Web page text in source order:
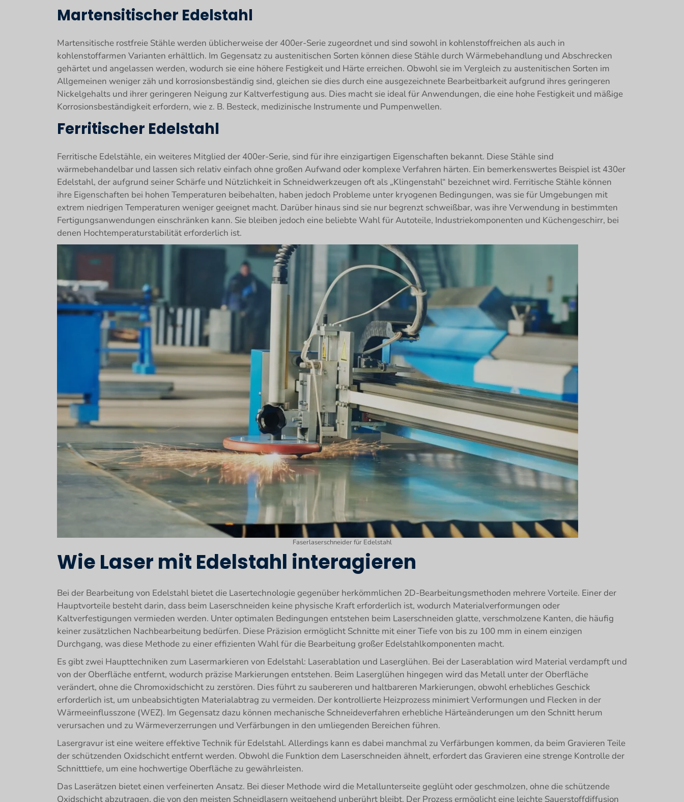
Martensitischer Edelstahl
Martensitische rostfreie Stähle werden üblicherweise der 400er-Serie zugeordnet und sind sowohl in kohlenstoffreichen als auch in
kohlenstoffarmen Varianten erhältlich. Im Gegensatz zu austenitischen Sorten können diese Stähle durch Wärmebehandlung und Abschrecken
gehärtet und angelassen werden, wodurch sie eine höhere Festigkeit und Härte erreichen. Obwohl sie im Vergleich zu austenitischen Sorten im
Allgemeinen weniger zäh und korrosionsbeständig sind, gleichen sie dies durch eine ausgezeichnete Bearbeitbarkeit aufgrund ihres geringeren
Nickelgehalts und ihrer geringeren Neigung zur Kaltverfestigung aus. Dies macht sie ideal für Anwendungen, die eine hohe Festigkeit und mäßige
Korrosionsbeständigkeit erfordern, wie z. B. Besteck, medizinische Instrumente und Pumpenwellen.
Ferritischer Edelstahl
Ferritische Edelstähle, ein weiteres Mitglied der 400er-Serie, sind für ihre einzigartigen Eigenschaften bekannt. Diese Stähle sind
wärmebehandelbar und lassen sich relativ einfach ohne großen Aufwand oder komplexe Verfahren härten. Ein bemerkenswertes Beispiel ist 430er
Edelstahl, der aufgrund seiner Schärfe und Nützlichkeit in Schneidwerkzeugen oft als „Klingenstahl“ bezeichnet wird. Ferritische Stähle können
ihre Eigenschaften bei hohen Temperaturen beibehalten, haben jedoch Probleme unter kryogenen Bedingungen, was sie für Umgebungen mit
extrem niedrigen Temperaturen weniger geeignet macht. Darüber hinaus sind sie nur begrenzt schweißbar, was ihre Verwendung in bestimmten
Fertigungsanwendungen einschränken kann. Sie bleiben jedoch eine beliebte Wahl für Autoteile, Industriekomponenten und Küchengeschirr, bei
denen Hochtemperaturstabilität erforderlich ist.
Faserlaserschneider für Edelstahl
Wie Laser mit Edelstahl interagieren
Bei der Bearbeitung von Edelstahl bietet die Lasertechnologie gegenüber herkömmlichen 2D-Bearbeitungsmethoden mehrere Vorteile. Einer der
Hauptvorteile besteht darin, dass beim Laserschneiden keine physische Kraft erforderlich ist, wodurch Materialverformungen oder
Kaltverfestigungen vermieden werden. Unter optimalen Bedingungen entstehen beim Laserschneiden glatte, verschmolzene Kanten, die häufig
keiner zusätzlichen Nachbearbeitung bedürfen. Diese Präzision ermöglicht Schnitte mit einer Tiefe von bis zu 100 mm in einem einzigen
Durchgang, was diese Methode zu einer effizienten Wahl für die Bearbeitung großer Edelstahlkomponenten macht.
Es gibt zwei Haupttechniken zum Lasermarkieren von Edelstahl: Laserablation und Laserglühen. Bei der Laserablation wird Material verdampft und
von der Oberfläche entfernt, wodurch präzise Markierungen entstehen. Beim Laserglühen hingegen wird das Metall unter der Oberfläche
verändert, ohne die Chromoxidschicht zu zerstören. Dies führt zu saubereren und haltbareren Markierungen, obwohl erhebliches Geschick
erforderlich ist, um unbeabsichtigten Materialabtrag zu vermeiden. Der kontrollierte Heizprozess minimiert Verformungen und Flecken in der
Wärmeeinflusszone (WEZ). Im Gegensatz dazu können mechanische Schneideverfahren erhebliche Härteänderungen um den Schnitt herum
verursachen und zu Wärmeverzerrungen und Verfärbungen in den umliegenden Bereichen führen.
Lasergravur ist eine weitere effektive Technik für Edelstahl. Allerdings kann es dabei manchmal zu Verfärbungen kommen, da beim Gravieren Teile
der schützenden Oxidschicht entfernt werden. Obwohl die Funktion dem Laserschneiden ähnelt, erfordert das Gravieren eine strenge Kontrolle der
Schnitttiefe, um eine hochwertige Oberfläche zu gewährleisten.
Das Laserätzen bietet einen verfeinerten Ansatz. Bei dieser Methode wird die Metallunterseite geglüht oder geschmolzen, ohne die schützende
Oxidschicht abzutragen, die von den meisten Schneidlasern weitgehend unberührt bleibt. Der Prozess ermöglicht eine leichte Sauerstoffdiffusion